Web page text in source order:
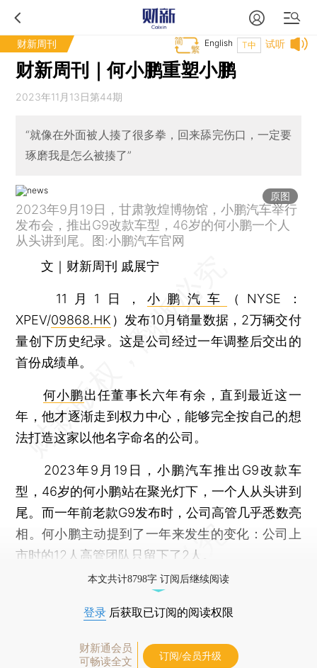
财新周刊 试听
T中
English
财新周刊｜何小鹏重塑小鹏
2023年11月13日第44期
“就像在外面被人揍了很多拳，回来舔完伤口，一定要
琢磨我是怎么被揍了”
原图
2023年9月19日，甘肃敦煌博物馆，小鹏汽车举行
发布会，推出G9改款车型，46岁的何小鹏一个人
从头讲到尾。图:小鹏汽车官网
文｜财新周刊 戚展宁
11月1日，小鹏汽车
（NYSE：
XPEV/09868.HK ）发布10月销量数据，2万辆交付
量创下历史纪录。这是公司经过一年调整后交出的
首份成绩单。
何小鹏出任董事长六年有余，直到最近这一
年，他才逐渐走到权力中心，能够完全按自己的想
法打造这家以他名字命名的公司。
2023年9月19日，小鹏汽车推出G9改款车
型，46岁的何小鹏站在聚光灯下，一个人从头讲到
尾。而一年前老款G9发布时，公司高管几乎悉数亮
相。何小鹏主动提到了一年来发生的变化：公司上
市时的12人高管团队只留下了2人。
本文共计8798字 订阅后继续阅读
登录 后获取已订阅的阅读权限
财新通会员
可畅读全文
订阅/会员升级